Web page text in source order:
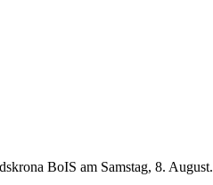
BoIS am Samstag, 8. August.